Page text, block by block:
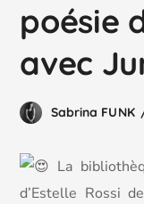
poésie
avec
Sabrina FUNK
La
d’Estelle Rossi